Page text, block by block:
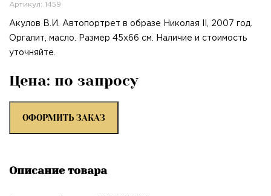
Артикул: 1459
Акулов В.И. Автопортрет в образе Николая II, 2007 год.
Оргалит, масло. Размер 45х66 см. Наличие и стоимость
уточняйте.
Цена: по запросу
ОФОРМИТЬ ЗАКАЗ
Описание товара